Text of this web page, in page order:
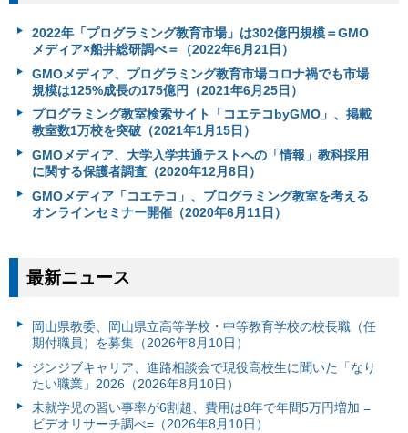
2022年「プログラミング教育市場」は302億円規模＝GMO
メディア×船井総研調べ＝（2022年6月21日）
GMOメディア、プログラミング教育市場コロナ禍でも市場
規模は125%成長の175億円（2021年6月25日）
プログラミング教室検索サイト「コエテコbyGMO」、掲載
教室数1万校を突破（2021年1月15日）
GMOメディア、大学入学共通テストへの「情報」教科採用
に関する保護者調査（2020年12月8日）
GMOメディア「コエテコ」、プログラミング教室を考える
オンラインセミナー開催（2020年6月11日）
最新ニュース
岡山県教委、岡山県立高等学校・中等教育学校の校長職（任
期付職員）を募集（2026年8月10日）
ジンジブキャリア、進路相談会で現役高校生に聞いた「なり
たい職業」2026（2026年8月10日）
未就学児の習い事率が6割超、費用は8年で年間5万円増加 =
ビデオリサーチ調べ=（2026年8月10日）